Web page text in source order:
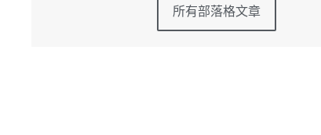
所有部落格文章